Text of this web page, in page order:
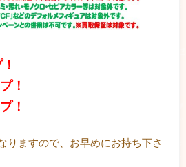
！
！
りますので、お早めにお持ち下さ